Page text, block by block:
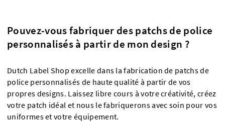
Pouvez-vous fabriquer des patchs de police
personnalisés à partir de mon design ?
Dutch Label Shop excelle dans la fabrication de patchs de
police personnalisés de haute qualité à partir de vos
propres designs. Laissez libre cours à votre créativité, créez
votre patch idéal et nous le fabriquerons avec soin pour vos
uniformes et votre équipement.